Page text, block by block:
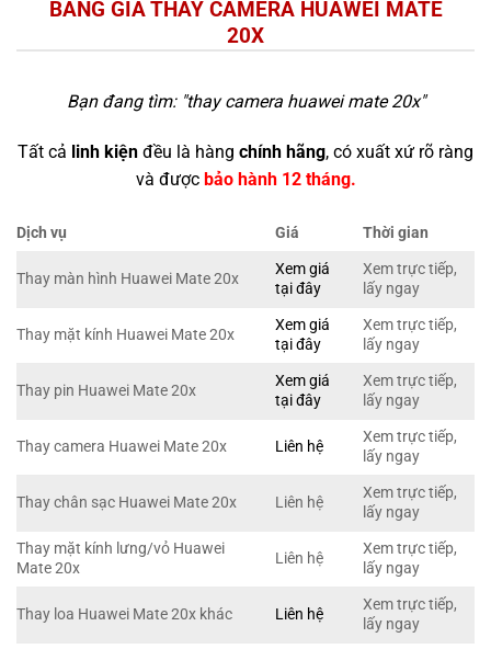
BẢNG GIÁ THAY CAMERA HUAWEI MATE
20X
Bạn đang tìm: "thay camera huawei mate 20x"
Tất cả linh kiện đều là hàng chính hãng, có xuất xứ rõ ràng
và được bảo hành 12 tháng.
Dịch vụ Giá Thời gian
Thay màn hình Huawei Mate 20x
Xem giá
tại đây
Xem trực tiếp,
lấy ngay
Thay mặt kính Huawei Mate 20x
Xem giá
tại đây
Xem trực tiếp,
lấy ngay
Thay pin Huawei Mate 20x
Xem giá
tại đây
Xem trực tiếp,
lấy ngay
Thay camera Huawei Mate 20x Liên hệ
Xem trực tiếp,
lấy ngay
Thay chân sạc Huawei Mate 20x Liên hệ
Xem trực tiếp,
lấy ngay
Thay mặt kính lưng/vỏ Huawei
Mate 20x
Liên hệ
Xem trực tiếp,
lấy ngay
Thay loa Huawei Mate 20x khác Liên hệ
Xem trực tiếp,
lấy ngay